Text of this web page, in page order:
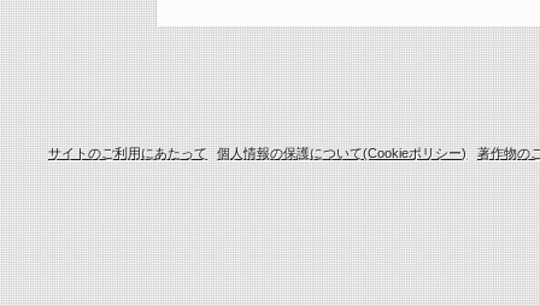
サイトのご利用にあたって 個人情報の保護について(Cookieポリシー) 著作物の